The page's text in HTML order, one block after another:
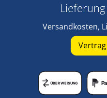
Versandkosten,
ÜBERWEISUNG